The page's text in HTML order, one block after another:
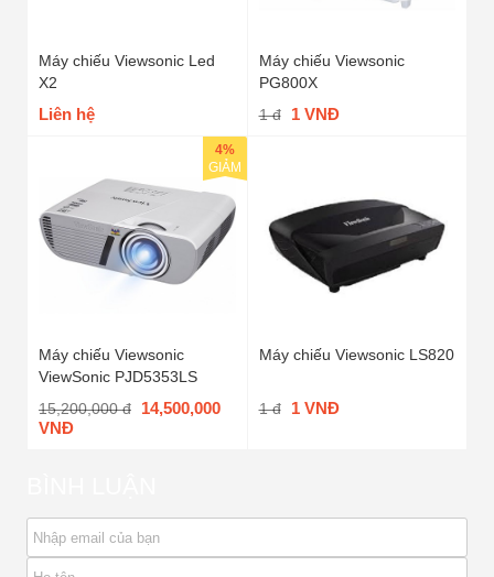
Máy chiếu Viewsonic Led
X2
Liên hệ
Máy chiếu Viewsonic
PG800X
1 đ
1 VNĐ
Máy chiếu Viewsonic
ViewSonic PJD5353LS
15,200,000 đ
14,500,000
VNĐ
4%
GIẢM
Máy chiếu Viewsonic LS820
1 đ 1 VNĐ